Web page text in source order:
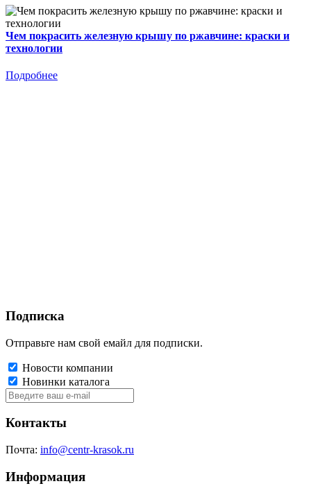
Чем покрасить железную крышу по ржавчине: краски и
технологии
Подробнее
Подписка
Отправьте нам свой емайл для подписки.
Новости компании
Новинки каталога
Контакты
Почта: info@centr-krasok.ru
Информация